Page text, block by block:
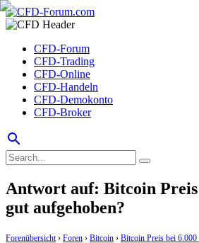
CFD-Forum
CFD-Trading
CFD-Online
CFD-Handeln
CFD-Demokonto
CFD-Broker
search
Antwort auf: Bitcoin Preis
gut aufgehoben?
Forenübersicht › Foren › Bitcoin › Bitcoin Preis bei